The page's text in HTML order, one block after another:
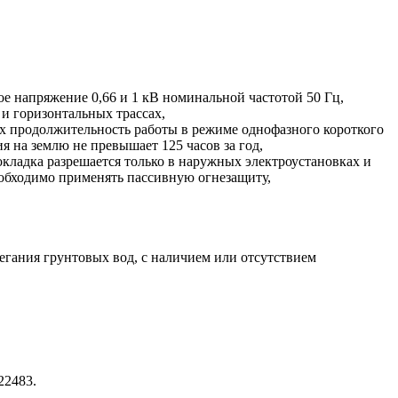
напряжение 0,66 и 1 кВ номинальной частотой 50 Гц,
горизонтальных трассах,
работы в режиме однофазного короткого
на землю не превышает 125 часов за год,
разрешается только в наружных электроустановках и
применять пассивную огнезащиту,
грунтовых вод, с наличием или отсутствием